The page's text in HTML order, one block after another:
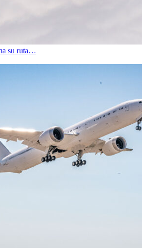
su ruta…